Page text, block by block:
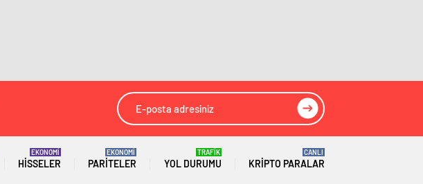
HatayGazeteleri
IspartaGazeteleri
MersinGazeteleri
HISSELER
EKONOMİ
PARITELER
EKONOMİ
YOL DURUMU
TRAFİK
KRIPTO PARALAR
CANLI